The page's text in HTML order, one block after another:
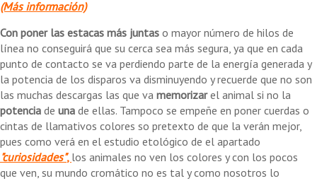
(Más información)
Con poner las estacas más juntas o mayor número de hilos de
línea no conseguirá que su cerca sea más segura, ya que en cada
punto de contacto se va perdiendo parte de la energía generada y
la potencia de los disparos va disminuyendo y recuerde que no son
las muchas descargas las que va memorizarel animal si no la
potencia de una de ellas. Tampoco se empeñe en poner cuerdas o
cintas de llamativos colores so pretexto de que la verán mejor,
pues como verá en el estudio etológico de el apartado
"curiosidades", los animales no ven los colores y con los pocos
que ven, su mundo cromático no es tal y como nosotros lo